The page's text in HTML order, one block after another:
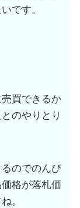
です。
買できるか
のやりとり
のでのんび
格が落札価
。